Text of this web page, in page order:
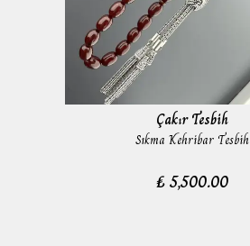
Çakır Tesbih
Sıkma Kehribar Tesbih
₺ 5,500.00